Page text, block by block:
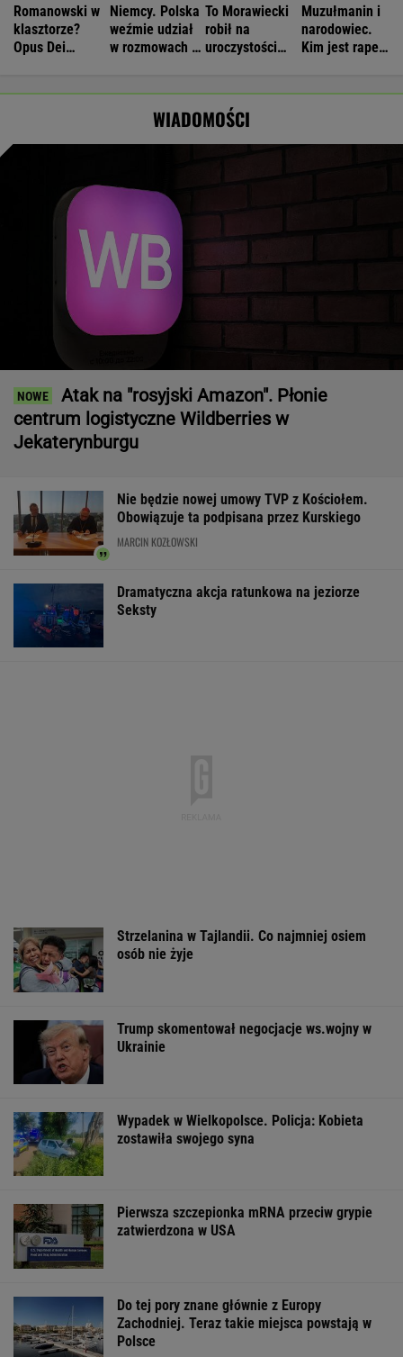
Romanowski w
klasztorze?
Opus Dei
Niemcy. Polska
weźmie udział
w rozmowach o
To Morawiecki
robił na
uroczystości
Muzułmanin i
narodowiec.
Kim jest raper,
WIADOMOŚCI
Atak na "rosyjski Amazon". Płonie
centrum logistyczne Wildberries w
Jekaterynburgu
Nie będzie nowej umowy TVP z Kościołem.
Obowiązuje ta podpisana przez Kurskiego
MARCIN KOZŁOWSKI
Dramatyczna akcja ratunkowa na jeziorze
Seksty
Strzelanina w Tajlandii. Co najmniej osiem
osób nie żyje
Trump skomentował negocjacje ws.wojny w
Ukrainie
Wypadek w Wielkopolsce. Policja: Kobieta
zostawiła swojego syna
Pierwsza szczepionka mRNA przeciw grypie
zatwierdzona w USA
Do tej pory znane głównie z Europy
Zachodniej. Teraz takie miejsca powstają w
Polsce